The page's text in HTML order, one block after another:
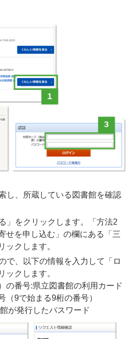
し、所蔵している図書館を確認
」をクリックします。「方法2
せを申し込む」の欄にある「三
ックします。
で、以下の情報を入力して「ロ
ックします。
の番号:県立図書館の利用カード
（9で始まる9桁の番号）
が発行したパスワード